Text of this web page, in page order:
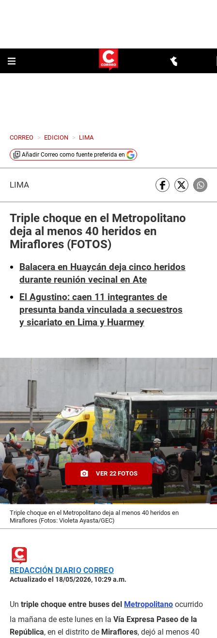
CORREO > EDICION > LIMA
Añadir Correo como fuente preferida en
LIMA
Triple choque en el Metropolitano
deja al menos 40 heridos en
Miraflores (FOTOS)
Balacera en Huaycán deja cinco heridos
durante reunión vecinal en Ate
El Agustino: caen 11 integrantes de
presunta banda vinculada a secuestros
y sicariato en Lima y Huarmey
VER 22 FOTOS
Triple choque en el Metropolitano deja al menos 40 heridos en
Miraflores (Fotos: Violeta Ayasta/GEC)
REDACCIÓN DIARIO CORREO
Actualizado el 18/05/2026, 10:29 a.m.
Un triple choque entre buses del Metropolitano ocurrido
la mañana de este lunes en la Vía Expresa Paseo de la
República, en el distrito de Miraflores, dejó al menos 40